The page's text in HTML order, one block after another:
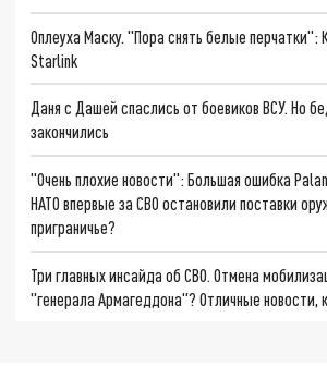
Оплеуха Маску. "Пора снять белые перчатки":
Starlink
Даня с Дашей спаслись от боевиков ВСУ. Но
закончились
"Очень плохие новости": Большая ошибка
НАТО впервые за СВО остановили поставки
приграничье?
Три главных инсайда об СВО. Отмена
"генерала Армагеддона"? Отличные новости,